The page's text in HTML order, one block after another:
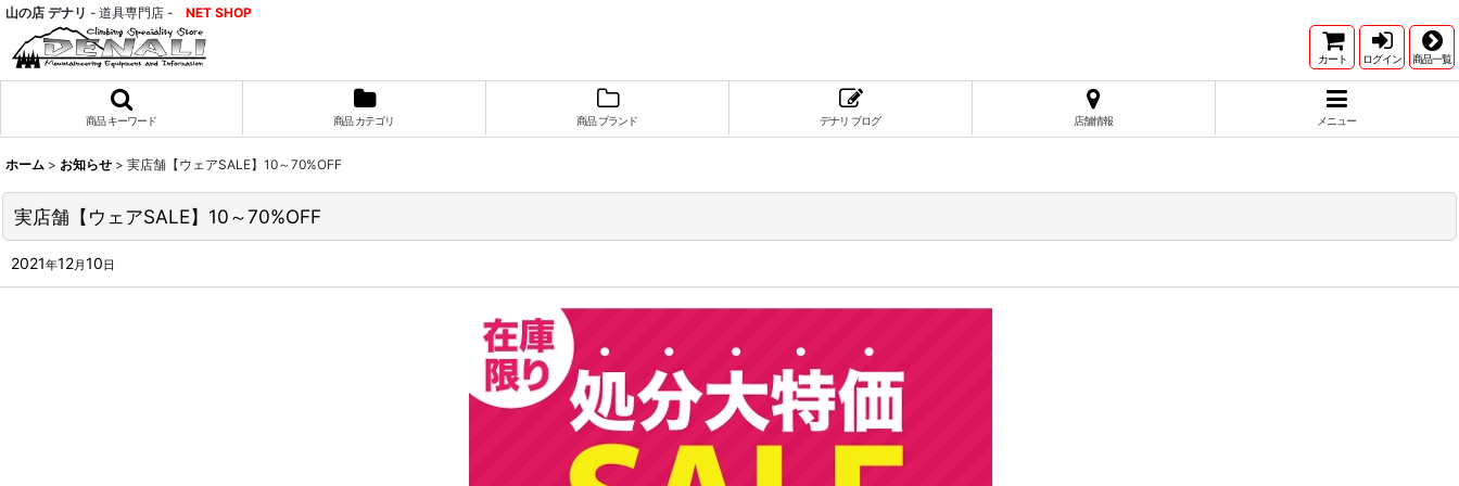
山の店 デナリ - 道具専門店 - NET SHOP
カート ログイン 商品一覧
商品 キーワード 商品 カテゴリ 商品 ブランド デナリ ブログ 店舗情報 メニュー
ホーム > お知らせ > 実店舗【ウェアSALE】10～70%OFF
実店舗【ウェアSALE】10～70%OFF
2021年12月10日